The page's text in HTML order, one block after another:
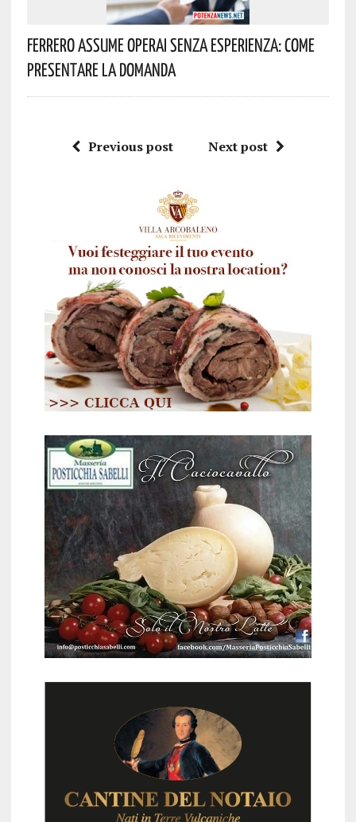
Ferrero Assume Operai Senza Esperienza: Come
Presentare La Domanda
Previous post Next post